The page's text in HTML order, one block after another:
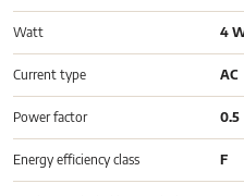
Watt 4
Current type AC
Power factor 0.5
Energy efficiency class F